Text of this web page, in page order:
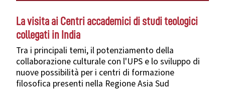
La visita ai Centri accademici di studi teologici
collegati in India
Tra i principali temi, il potenziamento della
collaborazione culturale con l'UPS e lo sviluppo di
nuove possibilità per i centri di formazione
filosofica presenti nella Regione Asia Sud